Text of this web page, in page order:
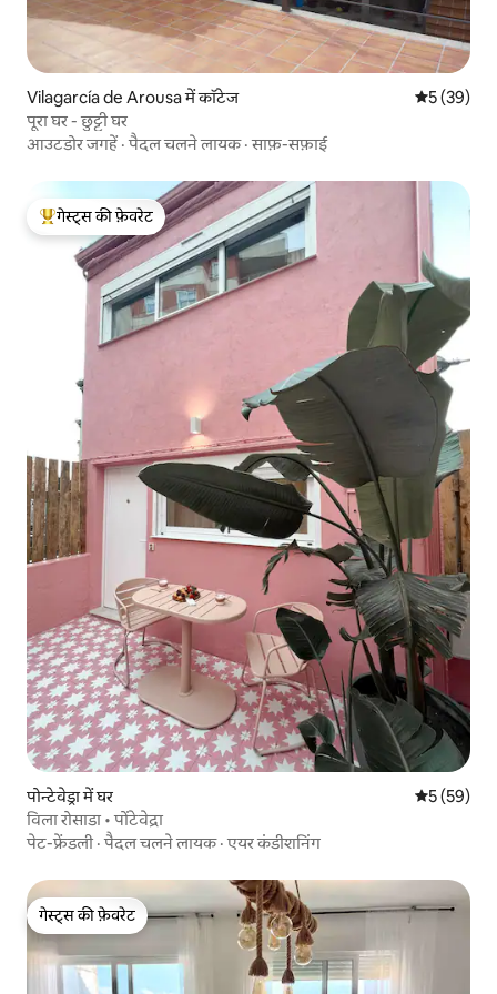
Vilagarcía de Arousa में कॉटेज औसत रेटिंग
5 (39)
पूरा घर - छुट्टी घर
आउटडोर जगहें ·पैदल चलने लायक·साफ़-सफ़ाई
गेस्ट्स का टॉप फ़ेवरेट
गेस्ट्स की फ़ेवरेट
पोन्टेवेड्रा में घर औसत रेटिंग
5 (59)
विला रोसाडा • पोंटेवेद्रा
पेट-फ्रेंडली ·पैदल चलने लायक·एयर कंडीशनिंग
गेस्ट्स की फ़ेवरेट
गेस्ट्स की फ़ेवरेट